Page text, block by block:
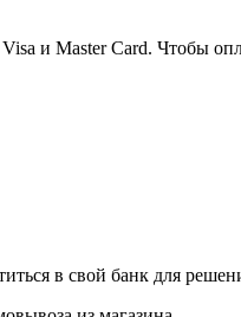
и Master Card. Чтобы
в свой банк для